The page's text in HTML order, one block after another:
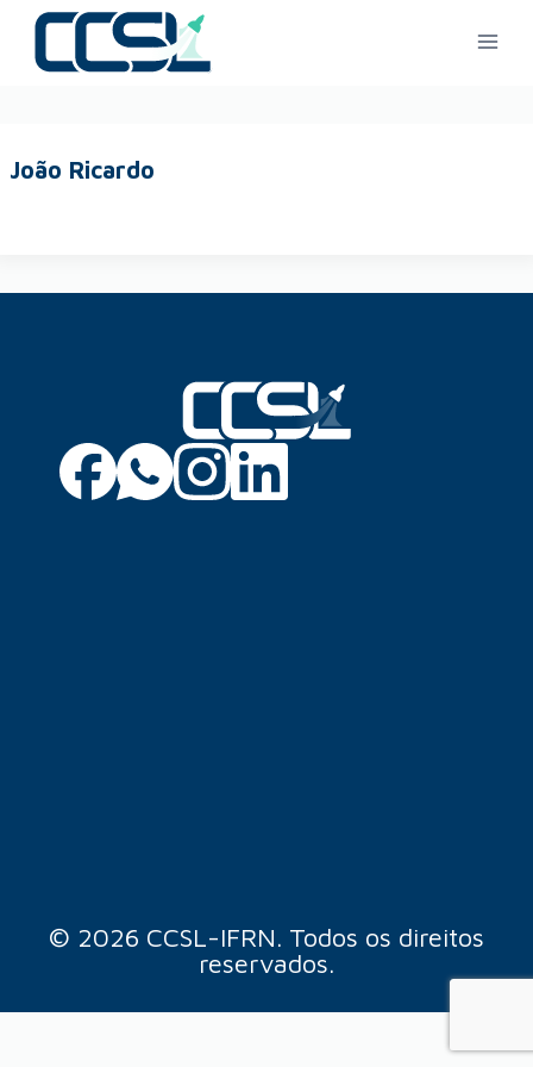
João Ricardo
© 2026 CCSL-IFRN. Todos os direitos
reservados.